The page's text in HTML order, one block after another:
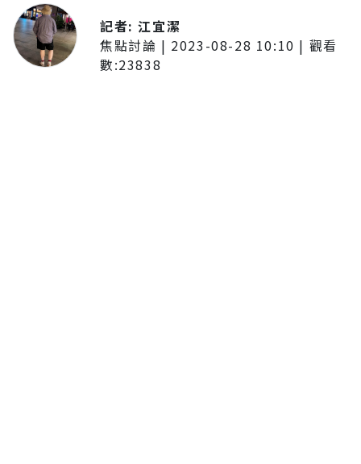
記者:江宜潔
焦點討論 | 2023-08-28 10:10 | 觀看
數:23838